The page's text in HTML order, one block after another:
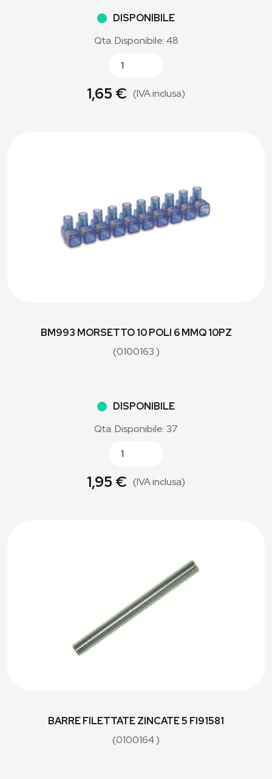
DISPONIBILE
Qta. Disponibile: 48
1,65 € (IVA inclusa)
BM993 MORSETTO 10 POLI 6 MMQ 10PZ
(0100163 )
DISPONIBILE
Qta. Disponibile: 37
1,95 € (IVA inclusa)
BARRE FILETTATE ZINCATE 5 FI91581
(0100164 )